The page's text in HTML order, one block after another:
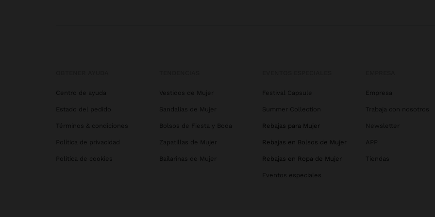
Centro de ayuda
Estado del pedido
Términos & condiciones
Política de privacidad
Política de cookies
Vestidos de Mujer
Sandalias de Mujer
Bolsos de Fiesta y Boda
Zapatillas de Mujer
Bailarinas de Mujer
Festival Capsule
Summer Collection
Rebajas para Mujer
Rebajas en Bolsos de Mujer
Rebajas en Ropa de Mujer
Eventos especiales
Empresa
Trabaja con nosotros
Newsletter
APP
Tiendas